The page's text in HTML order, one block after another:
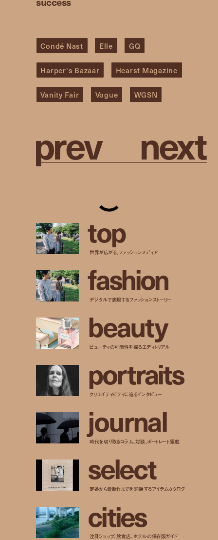
Condé Nast Elle GQ
Harper's Bazaar Hearst Magazine
Vanity Fair Vogue WGSN
prev next
top
世界が広がる、ファッションメディア
fashion
デジタルで表現するファッションストーリー
beauty
ビューティの可能性を探るエディトリアル
portraits
クリエイティビティに迫るインタビュー
journal
時代を切り取るコラム、対談、ポートレート連載
select
定番から最新作までを網羅するアイテムカタログ
cities
注目ショップ、飲食店、ホテルの保存版ガイド